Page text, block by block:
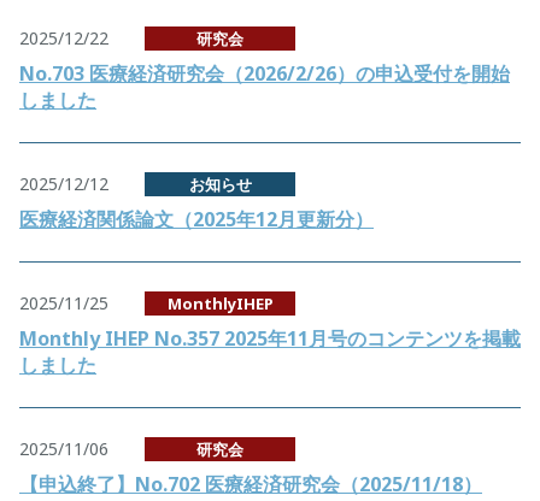
2025/12/22 研究会
No.703 医療経済研究会（2026/2/26）の申込受付を開始
しました
2025/12/12 お知らせ
医療経済関係論文（2025年12月更新分）
2025/11/25 MonthlyIHEP
Monthly IHEP No.357 2025年11月号のコンテンツを掲載
しました
2025/11/06 研究会
【申込終了】No.702 医療経済研究会（2025/11/18）